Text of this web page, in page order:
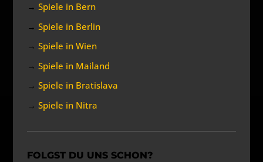
→Spiele in Bern
→Spiele in Berlin
→Spiele in Wien
→Spiele in Mailand
→Spiele in Bratislava
→Spiele in Nitra
FOLGST DU UNS SCHON?